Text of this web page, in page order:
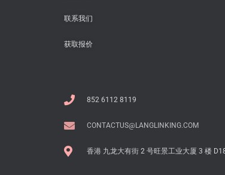
联系我们
获取报价
852 6112 8119
CONTACTUS@LANGLINKING.COM
香港 九龙大有街 2 号旺景工业大厦 3 楼